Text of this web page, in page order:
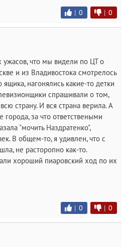
| 0 | 0
ужасов, что мы видели по ЦТ о
и из Владивостока смотрелось
нагонялись какие-то детки
спрашивали о том,
страну. И вся страна верила. А
за что ответствеными
"мочить Наздратенко",
В общем-то, я удивлен, что с
не расторопно как-то.
хороший пиаровский ход по их
| 0 | 0